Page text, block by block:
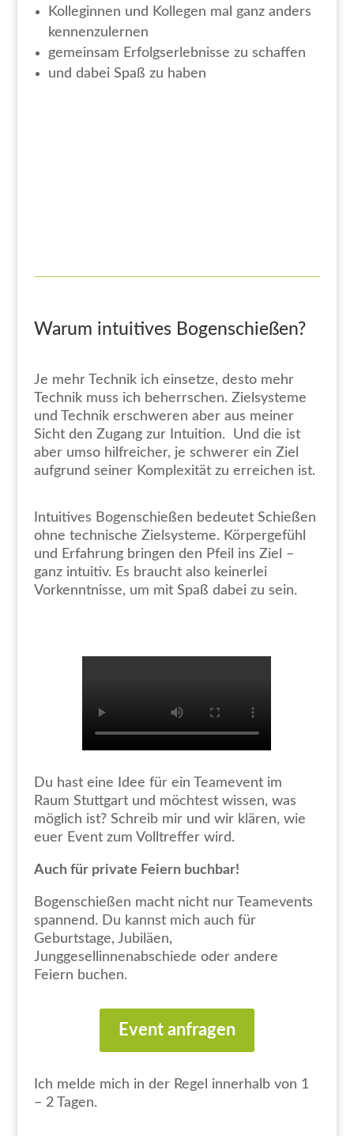
Kolleginnen und Kollegen mal ganz anders
kennenzulernen
gemeinsam Erfolgserlebnisse zu schaffen
und dabei Spaß zu haben
Warum intuitives Bogenschießen?
Je mehr Technik ich einsetze, desto mehr
Technik muss ich beherrschen. Zielsysteme
und Technik erschweren aber aus meiner
Sicht den Zugang zur Intuition. Und die ist
aber umso hilfreicher, je schwerer ein Ziel
aufgrund seiner Komplexität zu erreichen ist.
Intuitives Bogenschießen bedeutet Schießen
ohne technische Zielsysteme. Körpergefühl
und Erfahrung bringen den Pfeil ins Ziel –
ganz intuitiv. Es braucht also keinerlei
Vorkenntnisse, um mit Spaß dabei zu sein.
Du hast eine Idee für ein Teamevent im
Raum Stuttgart und möchtest wissen, was
möglich ist? Schreib mir und wir klären, wie
euer Event zum Volltreffer wird.
Auch für private Feiern buchbar!
Bogenschießen macht nicht nur Teamevents
spannend. Du kannst mich auch für
Geburtstage, Jubiläen,
Junggesellinnenabschiede oder andere
Feiern buchen.
Event anfragen
Ich melde mich in der Regel innerhalb von 1
– 2 Tagen.